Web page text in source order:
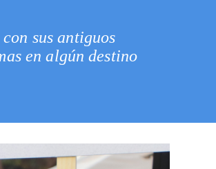
sus antiguos
en algún destino